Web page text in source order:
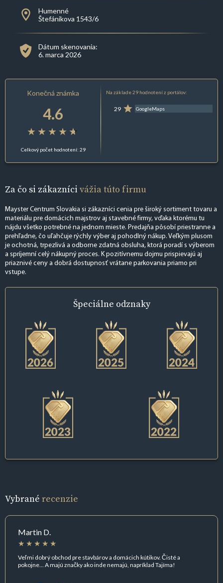
Humenné
Štefánikova 1543/6
Dátum skenovania:
6. marca 2026
Konečná známka
4.6
Celkový počet hodnotení: 29
Na základe 29 hodnotení z portálov:
29 GoogleMaps
Za čo si zákazníci vážia túto firmu
Mayster Centrum Slovakia si zákazníci cenia pre široký sortiment tovaru a
materiálu pre domácich majstrov aj stavebné firmy, vďaka ktorému tu
nájdu všetko potrebné na jednom mieste. Predajňa pôsobí priestranne a
prehľadne, čo uľahčuje rýchly výber aj pohodlný nákup. Veľkým plusom
je ochotná, trpezlivá a odborne zdatná obsluha, ktorá poradí s výberom
a spríjemní celý nákupný proces. K pozitívnemu dojmu prispievajú aj
priaznivé ceny a dobrá dostupnosť vrátane parkovania priamo pri
vstupe.
Špeciálne odznaky
Vybrané recenzie
Martin D.
Veľmi dobrý obchod pre stavbárov a domácich kútikov. Čisté a
pokojne... A majú značky ako inde nemajú, napríklad Tajíma!